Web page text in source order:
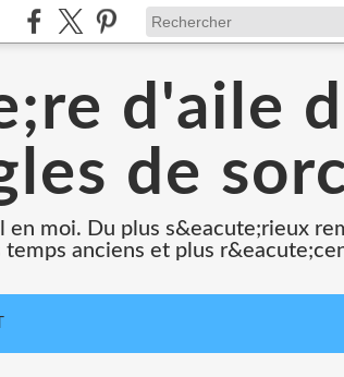
d'aile
de
moi. Du plus s&eacute;rieux
anciens et plus